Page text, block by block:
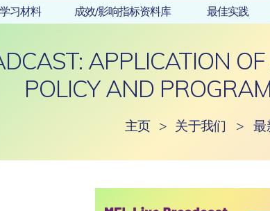
习材料 成效/影响指标资料库 最佳实践
APPLICATION
POLICY AND
主页 > 关于我们 > 最